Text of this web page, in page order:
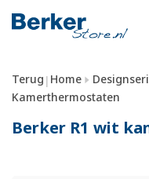
Terug | Home
Kamerthermostaten
Berker R1 wit